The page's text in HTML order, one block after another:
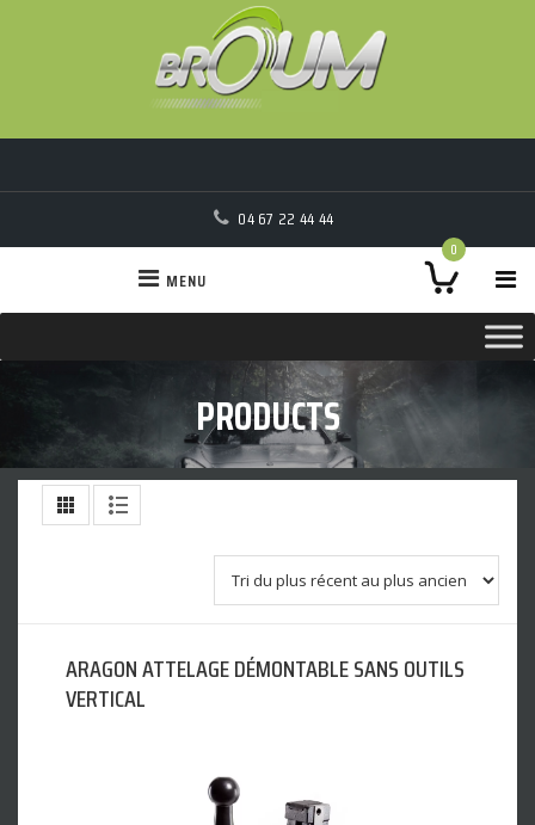
04 67 22 44 44
0
MENU
PRODUCTS
ARAGON ATTELAGE DÉMONTABLE SANS OUTILS
VERTICAL